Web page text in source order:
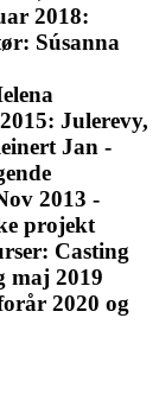
2018:
Súsanna
Julerevy,
Jan -
2013 -
projekt
Casting
maj 2019
2020 og